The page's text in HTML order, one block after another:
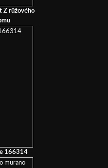
Z růžového
166314